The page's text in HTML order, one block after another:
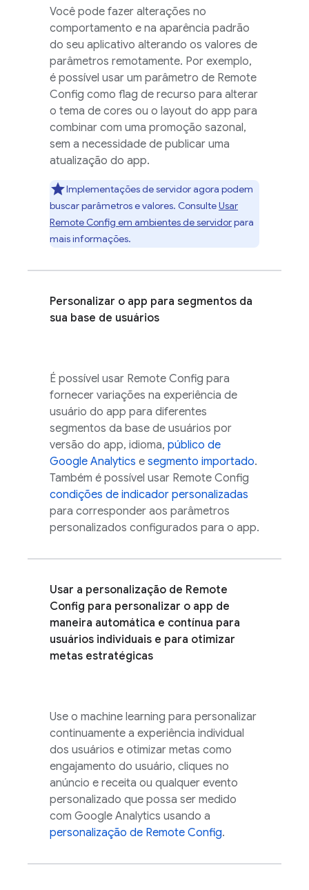
Você pode fazer alterações no
comportamento e na aparência padrão
do seu aplicativo alterando os valores de
parâmetros remotamente. Por exemplo,
é possível usar um parâmetro de Remote
Config como flag de recurso para alterar
o tema de cores ou o layout do app para
combinar com uma promoção sazonal,
sem a necessidade de publicar uma
atualização do app.
Implementações de servidor agora podem
buscar parâmetros e valores. ConsulteUsar
Remote Config em ambientes de servidorpara
mais informações.
Personalizar o app para segmentos da
sua base de usuários
É possível usar Remote Config para
fornecer variações na experiência de
usuário do app para diferentes
segmentos da base de usuários por
versão do app, idioma, público de
Google Analytics e segmento importado.
Também é possível usar Remote Config
condições de indicador personalizadas
para corresponder aos parâmetros
personalizados configurados para o app.
Usar a personalização de Remote
Config para personalizar o app de
maneira automática e contínua para
usuários individuais e para otimizar
metas estratégicas
Use o machine learning para personalizar
continuamente a experiência individual
dos usuários e otimizar metas como
engajamento do usuário, cliques no
anúncio e receita ou qualquer evento
personalizado que possa ser medido
com Google Analytics usando a
personalização de Remote Config.